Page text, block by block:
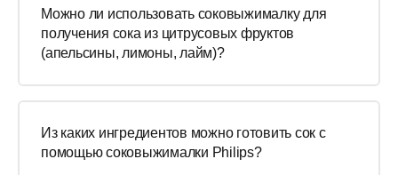
Можно ли использовать соковыжималку для
получения сока из цитрусовых фруктов
(апельсины, лимоны, лайм)?
Из каких ингредиентов можно готовить сок с
помощью соковыжималки Philips?